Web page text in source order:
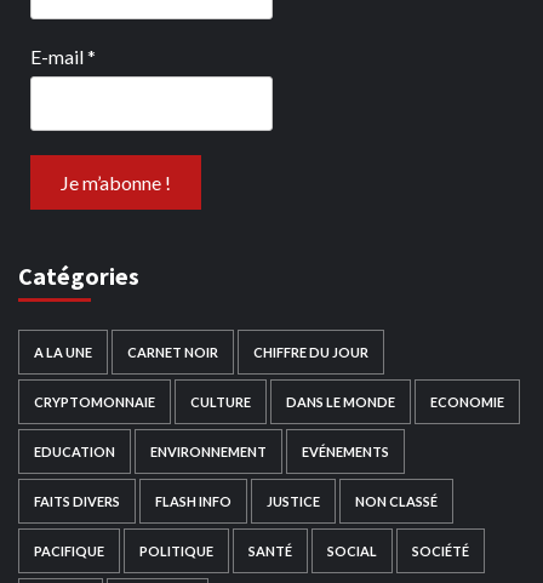
E-mail*
Catégories
A LA UNE CARNET NOIR CHIFFRE DU JOUR
CRYPTOMONNAIE CULTURE DANS LE MONDE ECONOMIE
EDUCATION ENVIRONNEMENT EVÉNEMENTS
FAITS DIVERS FLASH INFO JUSTICE NON CLASSÉ
PACIFIQUE POLITIQUE SANTÉ SOCIAL SOCIÉTÉ